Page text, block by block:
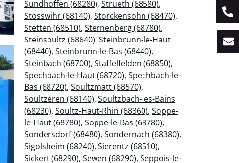
Sundhoffen (68280), Strueth (68580),
Stosswihr (68140), Storckensohn (68470),
Stetten (68510), Sternenberg (68780),
Steinsoultz (68640), Steinbrunn-le-Haut
(68440), Steinbrunn-le-Bas (68440),
Steinbach (68700), Staffelfelden (68850),
Spechbach-le-Haut (68720), Spechbach-le-
Bas (68720), Soultzmatt (68570),
Soultzeren (68140), Soultzbach-les-Bains
(68230), Soultz-Haut-Rhin (68360), Soppe-
le-Haut (68780), Soppe-le-Bas (68780),
Sondersdorf (68480), Sondernach (68380),
Sigolsheim (68240), Sierentz (68510),
Sickert (68290), Sewen (68290), Seppois-le-